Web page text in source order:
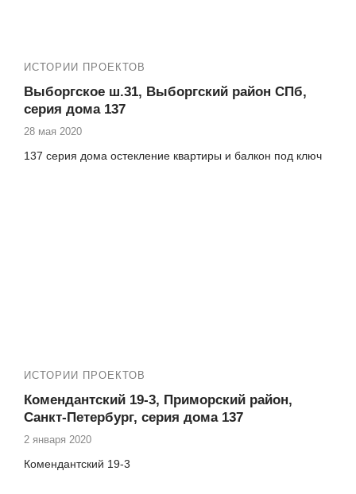
ИСТОРИИ ПРОЕКТОВ
Выборгское ш.31, Выборгский район СПб,
серия дома 137
28 мая 2020
137 серия дома остекление квартиры и балкон под ключ
ИСТОРИИ ПРОЕКТОВ
Комендантский 19-3, Приморский район,
Санкт-Петербург, серия дома 137
2 января 2020
Комендантский 19-3